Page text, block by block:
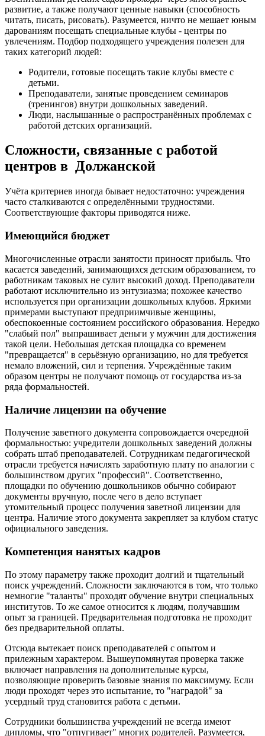
развитие, а также получают ценные навыки (способность
читать, писать, рисовать). Разумеется, ничто не мешает юным
дарованиям посещать специальные клубы - центры по
увлечениям. Подбор подходящего учреждения полезен для
таких категорий людей:
Родители, готовые посещать такие клубы вместе с
детьми.
Преподаватели, занятые проведением семинаров
(тренингов) внутри дошкольных заведений.
Люди, наслышанные о распространённых проблемах с
работой детских организаций.
Сложности, связанные с работой
центров в Должанской
Учёта критериев иногда бывает недостаточно: учреждения
часто сталкиваются с определёнными трудностями.
Соответствующие факторы приводятся ниже.
Имеющийся бюджет
Многочисленные отрасли занятости приносят прибыль. Что
касается заведений, занимающихся детским образованием, то
работникам таковых не сулит высокий доход. Преподаватели
работают исключительно из энтузиазма; похожее качество
используется при организации дошкольных клубов. Яркими
примерами выступают предприимчивые женщины,
обеспокоенные состоянием российского образования. Нередко
"слабый пол" выпрашивает деньги у мужчин для достижения
такой цели. Небольшая детская площадка со временем
"превращается" в серьёзную организацию, но для требуется
немало вложений, сил и терпения. Учреждённые таким
образом центры не получают помощь от государства из-за
ряда формальностей.
Наличие лицензии на обучение
Получение заветного документа сопровождается очередной
формальностью: учредители дошкольных заведений должны
собрать штаб преподавателей. Сотрудникам педагогической
отрасли требуется начислять заработную плату по аналогии с
большинством других "профессий". Соответственно,
площадки по обучению дошкольников обычно собирают
документы вручную, после чего в дело вступает
утомительный процесс получения заветной лицензии для
центра. Наличие этого документа закрепляет за клубом статус
официального заведения.
Компетенция нанятых кадров
По этому параметру также проходит долгий и тщательный
поиск учреждений. Сложности заключаются в том, что только
немногие "таланты" проходят обучение внутри специальных
институтов. То же самое относится к людям, получавшим
опыт за границей. Предварительная подготовка не проходит
без предварительной оплаты.
Отсюда вытекает поиск преподавателей с опытом и
прилежным характером. Вышеупомянутая проверка также
включает направления на дополнительные курсы,
позволяющие проверить базовые знания по максимуму. Если
люди проходят через это испытание, то "наградой" за
усердный труд становится работа с детьми.
Сотрудники большинства учреждений не всегда имеют
дипломы, что "отпугивает" многих родителей. Разумеется,